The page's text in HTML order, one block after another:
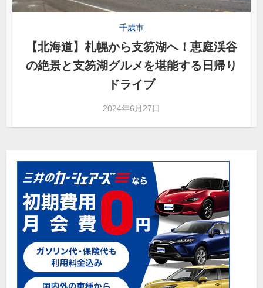
千歳市
【北海道】札幌から支笏湖へ！恵庭渓谷
の絶景と支笏湖グルメを堪能する日帰り
ドライブ
2024年6月27日